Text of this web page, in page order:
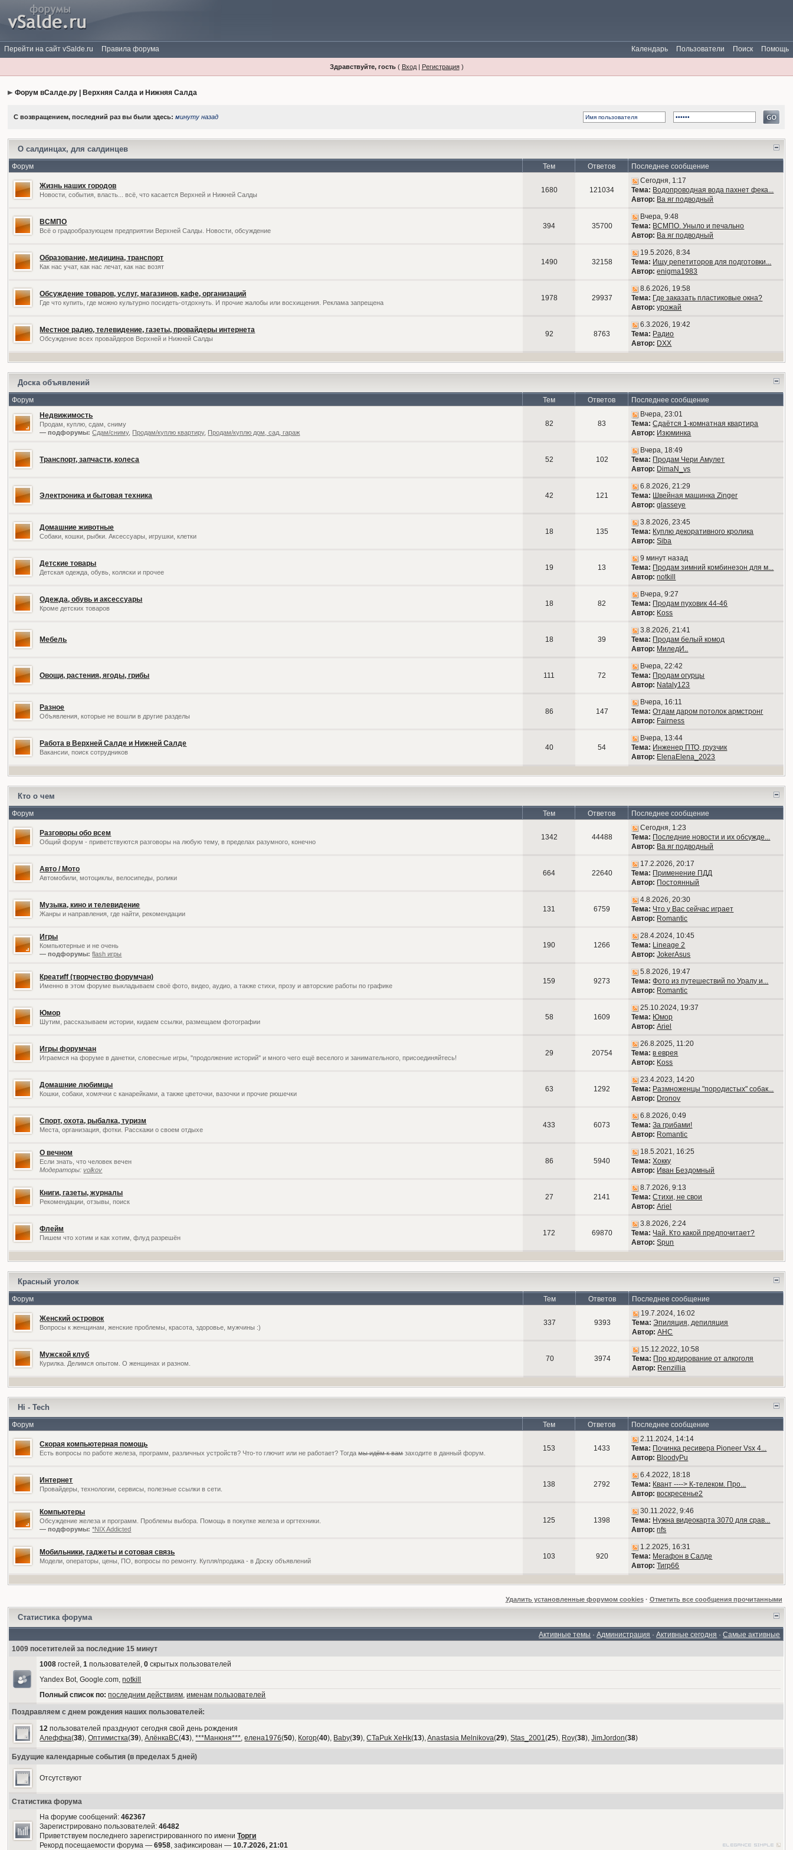
Перейти на сайт vSalde.ru Правила форума Помощь
Поиск
Пользователи
Календарь
Здравствуйте, гость( Вход| Регистрация)
Форум вСалде.ру | Верхняя Салда и Нижняя Салда
С возвращением, последний раз вы были здесь:минуту назад
О салдинцах, для салдинцев
Форум Тем Ответов Последнее сообщение
Жизнь наших городов
Новости, события, власть... всё, что касается Верхней и Нижней Салды
1680 121034
Сегодня, 1:17
Тема: Водопроводная вода пахнет фека...
Автор: Ва яг подводный
ВСМПО
Всё о градообразующем предприятии Верхней Салды. Новости, обсуждение
394 35700
Вчера, 9:48
Тема: ВСМПО. Уныло и печально
Автор: Ва яг подводный
Образование, медицина, транспорт
Как нас учат, как нас лечат, как нас возят
1490 32158
19.5.2026, 8:34
Тема: Ищу репетиторов для подготовки...
Автор: enigma1983
Обсуждение товаров, услуг, магазинов, кафе, организаций
Где что купить, где можно культурно посидеть-отдохнуть. И прочие жалобы или восхищения. Реклама запрещена
1978 29937
8.6.2026, 19:58
Тема: Где заказать пластиковые окна?
Автор: урожай
Местное радио, телевидение, газеты, провайдеры интернета
Обсуждение всех провайдеров Верхней и Нижней Салды
92 8763
6.3.2026, 19:42
Тема: Радио
Автор: DXX
Доска объявлений
Форум Тем Ответов
Последнее сообщение
Недвижимость
Продам, куплю, сдам, сниму
— подфорумы: Сдам/сниму, Продам/куплю квартиру, Продам/куплю дом, сад, гараж
82 83
Вчера, 23:01
Тема: Сдаётся 1-комнатная квартира
Автор: Изюминка
Транспорт, запчасти, колеса 52 102
Вчера, 18:49
Тема: Продам Чери Амулет
Автор: DimaN_vs
Электроника и бытовая техника 42 121
6.8.2026, 21:29
Тема: Швейная машинка Zinger
Автор: glasseye
Домашние животные
Собаки, кошки, рыбки. Аксессуары, игрушки, клетки
18 135
3.8.2026, 23:45
Тема: Куплю декоративного кролика
Автор: Siba
Детские товары
Детская одежда, обувь, коляски и прочее
19 13
9 минут назад
Тема: Продам зимний комбинезон для м...
Автор: notkill
Одежда, обувь и аксессуары
Кроме детских товаров
18 82
Вчера, 9:27
Тема: Продам пуховик 44-46
Автор: Koss
Мебель 18 39
3.8.2026, 21:41
Тема: Продам белый комод
Автор: МиледИ..
Овощи, растения, ягоды, грибы 111 72
Вчера, 22:42
Тема: Продам огурцы
Автор: Nataly123
Разное
Объявления, которые не вошли в другие разделы
86 147
Вчера, 16:11
Тема: Отдам даром потолок армстронг
Автор: Fairness
Работа в Верхней Салде и Нижней Салде
Вакансии, поиск сотрудников
40 54
Вчера, 13:44
Тема: Инженер ПТО, грузчик
Автор: ElenaElena_2023
Кто о чем
Форум Тем Ответов Последнее сообщение
Разговоры обо всем
Общий форум - приветствуются разговоры на любую тему, в пределах разумного, конечно
1342 44488
Сегодня, 1:23
Тема: Последние новости и их обсужде...
Автор: Ва яг подводный
Авто / Мото
Автомобили, мотоциклы, велосипеды, ролики
664 22640
17.2.2026, 20:17
Тема: Применение ПДД
Автор: Постоянный
Музыка, кино и телевидение
Жанры и направления, где найти, рекомендации
131 6759
4.8.2026, 20:30
Тема: Что у Вас сейчас играет
Автор: Romantic
Игры
Компьютерные и не очень
— подфорумы: flash игры
190 1266
28.4.2024, 10:45
Тема: Lineage 2
Автор: JokerAsus
Креатиff (творчество форумчан)
Именно в этом форуме выкладываем своё фото, видео, аудио, а также стихи, прозу и авторские работы по графике
159 9273
5.8.2026, 19:47
Тема: Фото из путешествий по Уралу и...
Автор: Romantic
Юмор
Шутим, рассказываем истории, кидаем ссылки, размещаем фотографии
58 1609
25.10.2024, 19:37
Тема: Юмор
Автор: Ariel
Игры форумчан
Играемся на форуме в данетки, словесные игры, "продолжение историй" и много чего ещё веселого и занимательного, присоединяйтесь!
29 20754
26.8.2025, 11:20
Тема: в еврея
Автор: Koss
Домашние любимцы
Кошки, собаки, хомячки с канарейками, а также цветочки, вазочки и прочие рюшечки
63 1292
23.4.2023, 14:20
Тема: Размноженцы "породистых" собак...
Автор: Dronov
Спорт, охота, рыбалка, туризм
Места, организация, фотки. Расскажи о своем отдыхе
433 6073
6.8.2026, 0:49
Тема: За грибами!
Автор: Romantic
О вечном
Если знать, что человек вечен
Модераторы:volkov
86 5940
18.5.2021, 16:25
Тема: Хокку
Автор: Иван Бездомный
Книги, газеты, журналы
Рекомендации, отзывы, поиск
27 2141
8.7.2026, 9:13
Тема: Стихи, не свои
Автор: Ariel
Флейм
Пишем что хотим и как хотим, флуд разрешён
172 69870
3.8.2026, 2:24
Тема: Чай. Кто какой предпочитает?
Автор: Spun
Красный уголок
Форум Тем Ответов Последнее сообщение
Женский островок
Вопросы к женщинам, женские проблемы, красота, здоровье, мужчины :)
337 9393
19.7.2024, 16:02
Тема: Эпиляция, депиляция
Автор: АНС
Мужской клуб
Курилка. Делимся опытом. О женщинах и разном.
70 3974
15.12.2022, 10:58
Тема: Про кодирование от алкоголя
Автор: Renzillia
Hi - Tech
Форум Тем Ответов Последнее сообщение
Скорая компьютерная помощь
Есть вопросы по работе железа, программ, различных устройств? Что-то глючит или не работает? Тогдамы идём к вамзаходите в данный форум.
153 1433
2.11.2024, 14:14
Тема: Починка ресивера Pioneer Vsx 4...
Автор: BloodyPu
Интернет
Провайдеры, технологии, сервисы, полезные ссылки в сети.
138 2792
6.4.2022, 18:18
Тема: Квант ----> К-телеком. Про...
Автор: воскресенье2
Компьютеры
Обсуждение железа и программ. Проблемы выбора. Помощь в покупке железа и оргтехники.
— подфорумы: *NIX Addicted
125 1398
30.11.2022, 9:46
Тема: Нужна видеокарта 3070 для срав...
Автор: nfs
Мобильники, гаджеты и сотовая связь
Модели, операторы, цены, ПО, вопросы по ремонту. Купля/продажа - в Доску объявлений
103 920
1.2.2025, 16:31
Тема: Мегафон в Салде
Автор: Тигр66
Удалить установленные форумом cookies· Отметить все сообщения прочитанными
Статистика форума
Активные темы ·Администрация ·Активные сегодня ·Самые активные
1009 посетителей за последние 15 минут
1008 гостей,1 пользователей,0 скрытых пользователей
Yandex Bot, Google.com,notkill
Полный список по: последним действиям,именам пользователей
Поздравляем с днем рождения наших пользователей:
12 пользователей празднуют сегодня свой день рождения
Алеффка(38),Оптимистка(39),АлёнкаВС(43),***Манюня***,елена1976(50), Когор(40), Baby(39),CTaPuk XeHk(13),Anastasia Melnikova(29),Stas_2001(25), Roy(38),JimJordon(38)
Будущие календарные события (в пределах 5 дней)
Отсутствуют
Статистика форума
На форуме сообщений:462367
Зарегистрировано пользователей:46482
Приветствуем последнего зарегистрированного по имениТорги
Рекорд посещаемости форума —6958, зафиксирован —10.7.2026, 21:01